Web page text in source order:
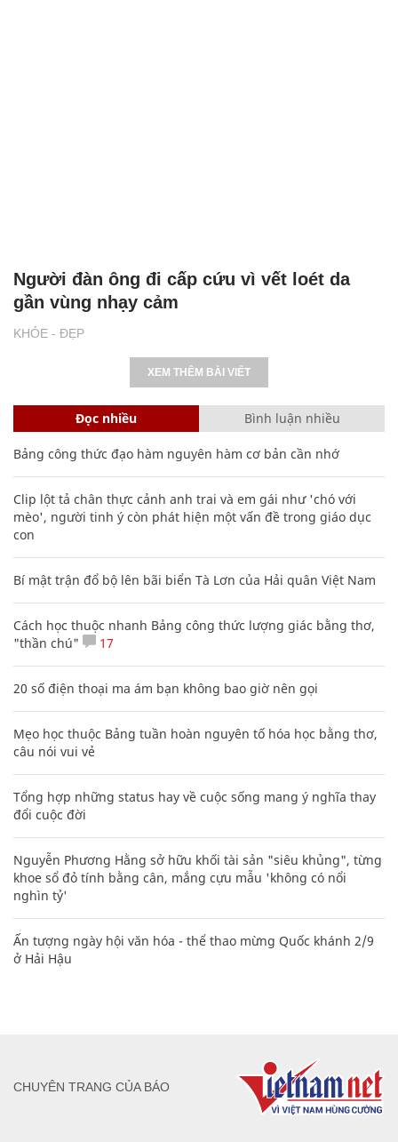
KHỎE - ĐẸP
Người đàn ông đi cấp cứu vì vết loét da
gần vùng nhạy cảm
XEM THÊM BÀI VIẾT
Đọc nhiều Bình luận nhiều
Bảng công thức đạo hàm nguyên hàm cơ bản cần nhớ
Clip lột tả chân thực cảnh anh trai và em gái như 'chó với
mèo', người tinh ý còn phát hiện một vấn đề trong giáo dục
con
Bí mật trận đổ bộ lên bãi biển Tà Lơn của Hải quân Việt Nam
Cách học thuộc nhanh Bảng công thức lượng giác bằng thơ,
"thần chú"
17
20 số điện thoại ma ám bạn không bao giờ nên gọi
Mẹo học thuộc Bảng tuần hoàn nguyên tố hóa học bằng thơ,
câu nói vui vẻ
Tổng hợp những status hay về cuộc sống mang ý nghĩa thay
đổi cuộc đời
Nguyễn Phương Hằng sở hữu khối tài sản "siêu khủng", từng
khoe sổ đỏ tính bằng cân, mắng cựu mẫu 'không có nổi
nghìn tỷ'
Ấn tượng ngày hội văn hóa - thể thao mừng Quốc khánh 2/9
ở Hải Hậu
CHUYÊN TRANG CỦA BÁO